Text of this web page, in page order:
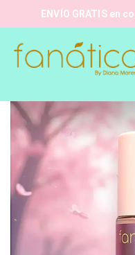
ENVÍO GRATIS en